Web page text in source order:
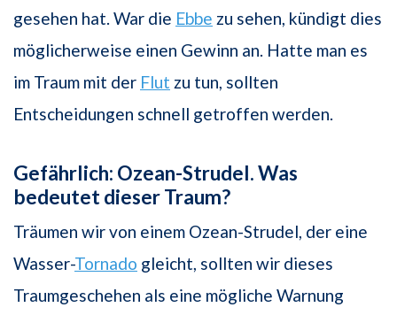
gesehen hat. War die Ebbe zu sehen, kündigt dies
möglicherweise einen Gewinn an. Hatte man es
im Traum mit der Flut zu tun, sollten
Entscheidungen schnell getroffen werden.
Gefährlich: Ozean-Strudel. Was
bedeutet dieser Traum?
Träumen wir von einem Ozean-Strudel, der eine
Wasser-Tornado gleicht, sollten wir dieses
Traumgeschehen als eine mögliche Warnung